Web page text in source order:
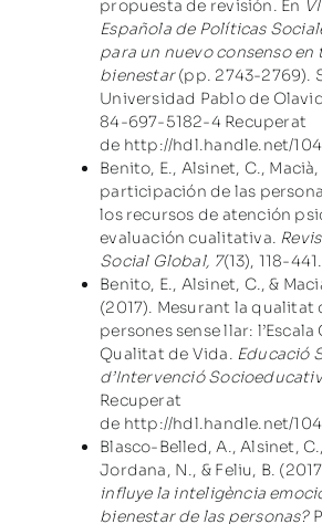
propuesta de revisión. En
Española de Políticas
para un nuevo consenso en
bienestar(pp. 2743-2769).
Universidad Pablo de
84-697-5182-4 Recuperat
de http://hdl.handle.net/
Benito, E., Alsinet, C., Macià,
participación de las
los recursos de atención
evaluación cualitativa.
Social Global, 7(13), 118-441.
Benito, E., Alsinet, C., &
(2017). Mesurant la qualitat
persones sense llar: l’Escala
Qualitat de Vida. Educació
d’Intervenció
Recuperat
de http://hdl.handle.net/
Blasco-Belled, A., Alsinet,
Jordana, N., & Feliu, B.
influye la inteligència
bienestar de las personas?